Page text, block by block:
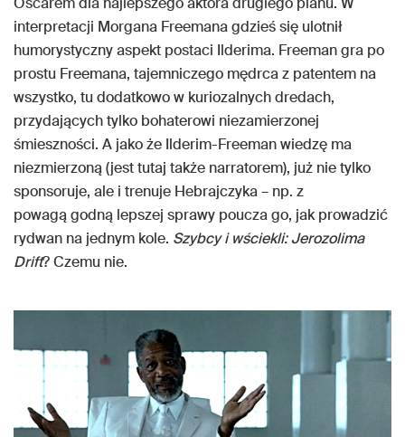
interpretacji Morgana Freemana gdzieś się ulotnił
humorystyczny aspekt postaci Ilderima. Freeman gra po
prostu Freemana, tajemniczego mędrca z patentem na
wszystko, tu dodatkowo w kuriozalnych dredach,
przydających tylko bohaterowi niezamierzonej
śmieszności. A jako że Ilderim-Freeman wiedzę ma
niezmierzoną (jest tutaj także narratorem), już nie tylko
sponsoruje, ale i trenuje Hebrajczyka – np. z
powagą godną lepszej sprawy poucza go, jak prowadzić
rydwan na jednym kole. Szybcy i wściekli: Jerozolima
Drift? Czemu nie.